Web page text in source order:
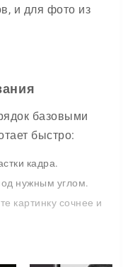
и для фото из
базовыми
быстро:
кадра.
нужным углом.
картинку сочнее и